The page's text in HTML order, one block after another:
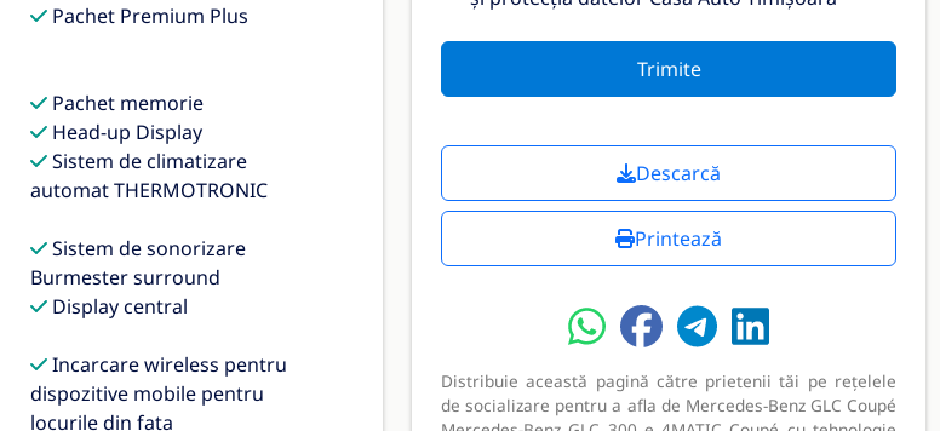
Pachet Premium Plus
Pachet memorie
Head-up Display
Sistem de climatizare
automat THERMOTRONIC
Sistem de sonorizare
Burmester surround
Display central
Incarcare wireless pentru
dispozitive mobile pentru
locurile din fata
Trimite
Descarcă
Printează
Distribuie această pagină către prietenii tăi pe rețelele
de socializare pentru a afla de Mercedes-Benz GLC Coupé